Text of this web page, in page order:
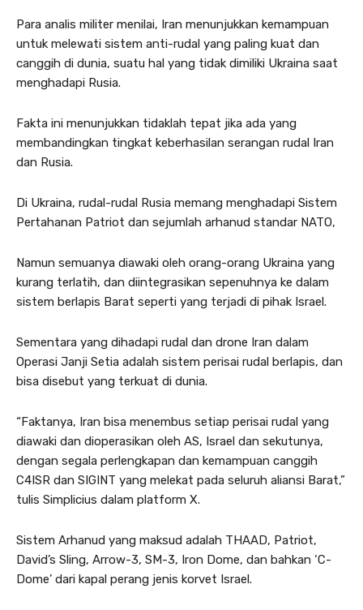
Para analis militer menilai, Iran menunjukkan kemampuan
untuk melewati sistem anti-rudal yang paling kuat dan
canggih di dunia, suatu hal yang tidak dimiliki Ukraina saat
menghadapi Rusia.
Fakta ini menunjukkan tidaklah tepat jika ada yang
membandingkan tingkat keberhasilan serangan rudal Iran
dan Rusia.
Di Ukraina, rudal-rudal Rusia memang menghadapi Sistem
Pertahanan Patriot dan sejumlah arhanud standar NATO,
Namun semuanya diawaki oleh orang-orang Ukraina yang
kurang terlatih, dan diintegrasikan sepenuhnya ke dalam
sistem berlapis Barat seperti yang terjadi di pihak Israel.
Sementara yang dihadapi rudal dan drone Iran dalam
Operasi Janji Setia adalah sistem perisai rudal berlapis, dan
bisa disebut yang terkuat di dunia.
“Faktanya, Iran bisa menembus setiap perisai rudal yang
diawaki dan dioperasikan oleh AS, Israel dan sekutunya,
dengan segala perlengkapan dan kemampuan canggih
C4ISR dan SIGINT yang melekat pada seluruh aliansi Barat,”
tulis Simplicius dalam platform X.
Sistem Arhanud yang maksud adalah THAAD, Patriot,
David’s Sling, Arrow-3, SM-3, Iron Dome, dan bahkan ‘C-
Dome’ dari kapal perang jenis korvet Israel.